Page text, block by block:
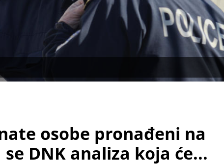
osobe pronađeni na
se DNK analiza koja će...